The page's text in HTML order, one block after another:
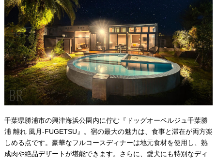
千葉県勝浦市の興津海浜公園内に佇む『ドッグオーベルジュ千葉勝
浦 離れ 風月-FUGETSU』。宿の最大の魅力は、食事と滞在が両方楽
しめる点です。豪華なフルコースディナーは地元食材を使用し、熟
成肉や絶品デザートが堪能できます。さらに、愛犬にも特別なディ